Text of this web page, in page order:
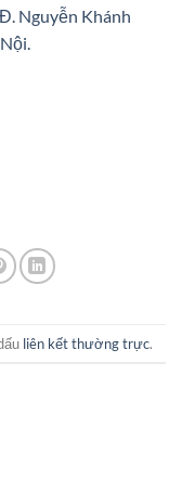
Nguyễn Khánh
liên kết thường trực.